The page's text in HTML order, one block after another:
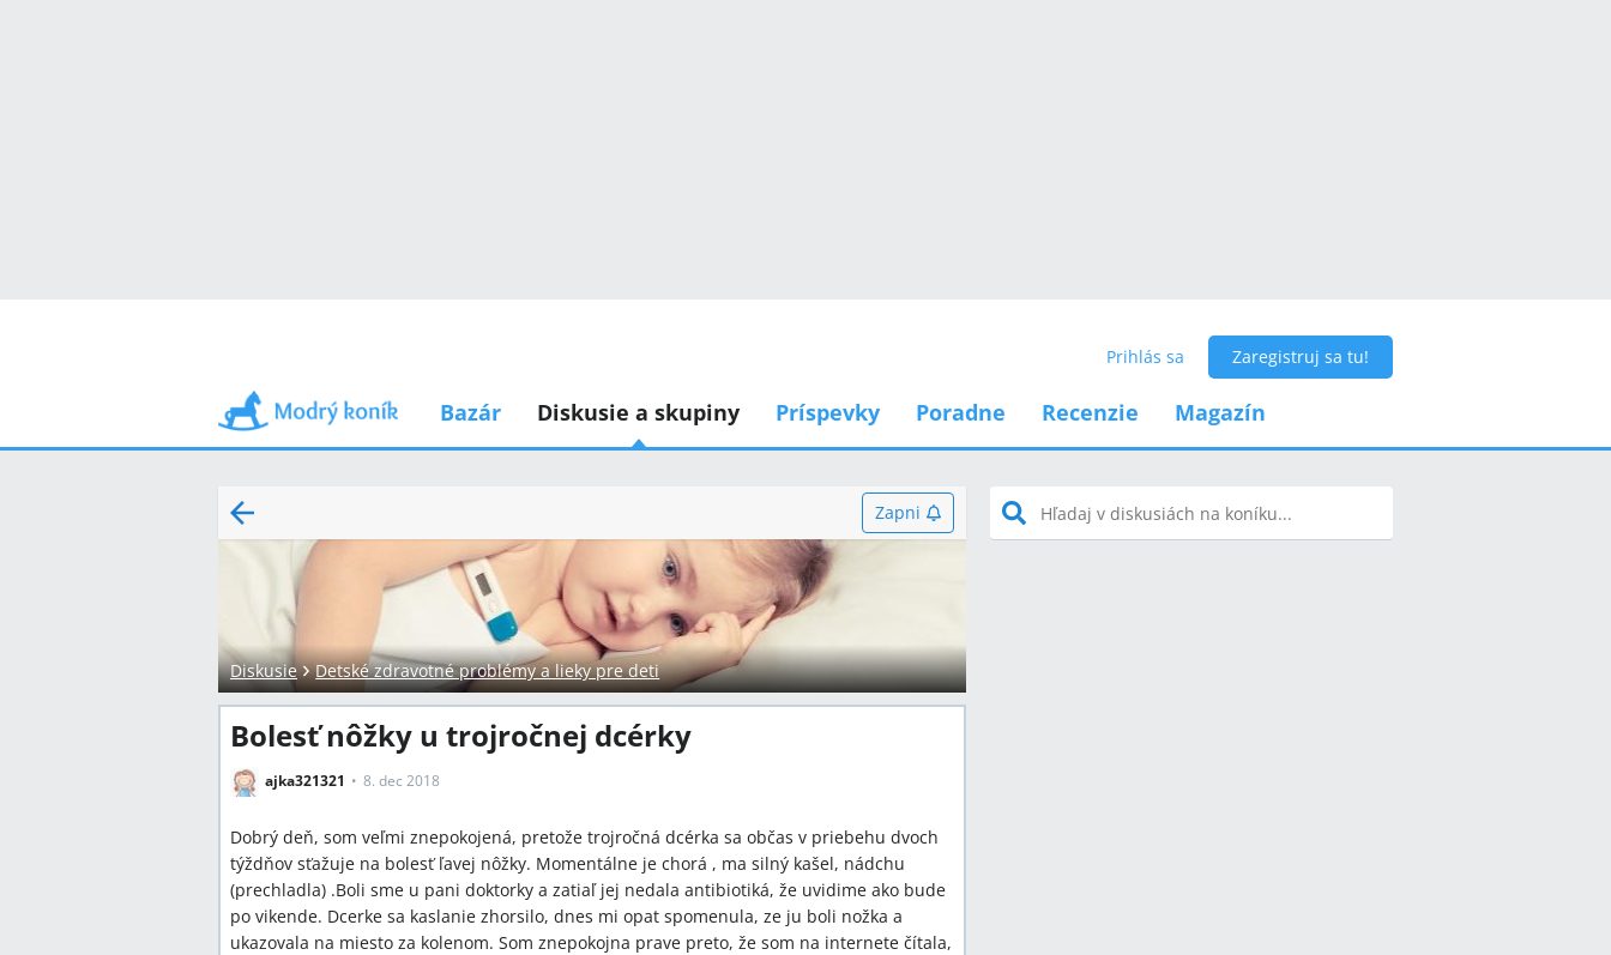
Prihlás sa Zaregistruj sa tu!
Bazár Diskusie a skupiny Príspevky Poradne Recenzie Magazín
Zapni
Diskusie Detské zdravotné problémy a lieky pre deti
Bolesť nôžky u trojročnej dcérky
ajka321321 8. dec 2018
Dobrý deň, som veľmi znepokojená, pretože trojročná dcérka sa občas v priebehu dvoch
týždňov sťažuje na bolesť ľavej nôžky. Momentálne je chorá , ma silný kašel, nádchu
(prechladla) .Boli sme u pani doktorky a zatiaľ jej nedala antibiotiká, že uvidime ako bude
po vikende. Dcerke sa kaslanie zhorsilo, dnes mi opat spomenula, ze ju boli nožka a
ukazovala na miesto za kolenom. Som znepokojna prave preto, že som na internete čítala,